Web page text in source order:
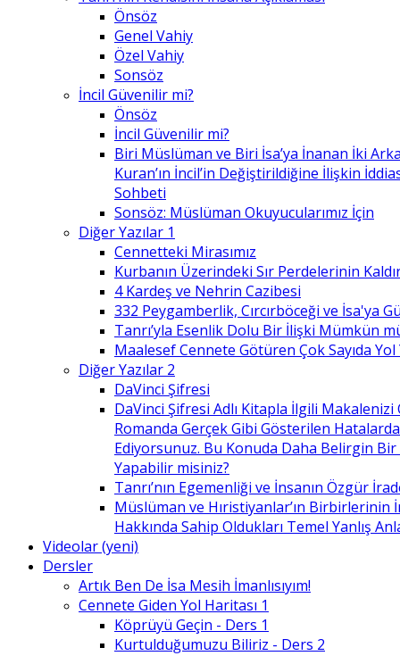
Önsöz
Genel Vahiy
Özel Vahiy
Sonsöz
İncil Güvenilir mi?
Önsöz
İncil Güvenilir mi?
Biri Müslüman ve Biri İsa’ya İnanan İki
Kuran’ın İncil’in Değiştirildiğine İlişkin
Sohbeti
Sonsöz: Müslüman Okuyucularımız İçin
Diğer Yazılar 1
Cennetteki Mirasımız
Kurbanın Üzerindeki Sır Perdelerinin
4 Kardeş ve Nehrin Cazibesi
332 Peygamberlik, Cırcırböceği ve İsa'ya
Tanrı’yla Esenlik Dolu Bir İlişki Mümkün
Maalesef Cennete Götüren Çok Sayıda
Diğer Yazılar 2
DaVinci Şifresi
DaVinci Şifresi Adlı Kitapla İlgili Makalenizi
Romanda Gerçek Gibi Gösterilen
Ediyorsunuz. Bu Konuda Daha Belirgin Bir
Yapabilir misiniz?
Tanrı’nın Egemenliği ve İnsanın Özgür
Müslüman ve Hıristiyanlar’ın Birbirlerinin
Hakkında Sahip Oldukları Temel Yanlış
Videolar (yeni)
Dersler
Artık Ben De İsa Mesih İmanlısıyım!
Cennete Giden Yol Haritası 1
Köprüyü Geçin - Ders 1
Kurtulduğumuzu Biliriz - Ders 2